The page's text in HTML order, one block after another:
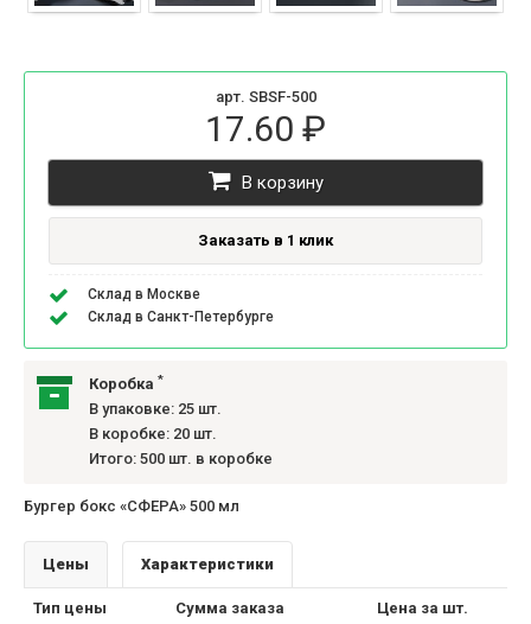
арт. SBSF-500
17.60 ₽
В корзину
Заказать в 1 клик
Склад в Москве
Склад в Санкт-Петербурге
Коробка *
В упаковке: 25 шт.
В коробке: 20 шт.
Итого: 500 шт. в коробке
Бургер бокс «CФЕРА» 500 мл
Цены Характеристики
Тип цены Сумма заказа Цена за шт.